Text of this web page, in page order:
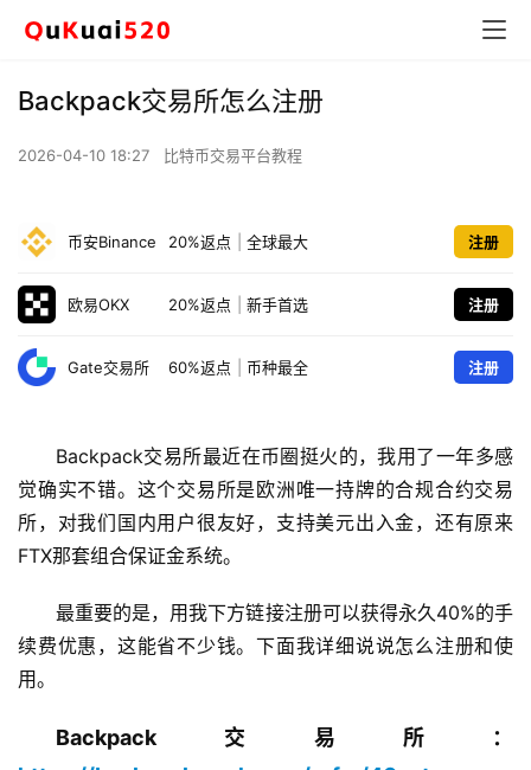
Backpack交易所怎么注册
2026-04-10 18:27 比特币交易平台教程
币安Binance 20%返点 全球最大 注册
欧易OKX 20%返点 新手首选 注册
Gate交易所 60%返点 币种最全 注册
Backpack交易所最近在币圈挺火的，我用了一年多感
觉确实不错。这个交易所是欧洲唯一持牌的合规合约交易
所，对我们国内用户很友好，支持美元出入金，还有原来
FTX那套组合保证金系统。
最重要的是，用我下方链接注册可以获得永久40%的手
续费优惠，这能省不少钱。下面我详细说说怎么注册和使
用。